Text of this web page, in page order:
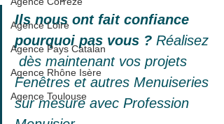
Agence Loire
Agence Pays Catalan
Agence Rhône Isère
Agence Toulouse
Ils nous ont fait confiance
pourquoi pas vous ? Réalisez
dès maintenant vos projets
Fenêtres et autres Menuiseries
sur mesure avec Profession